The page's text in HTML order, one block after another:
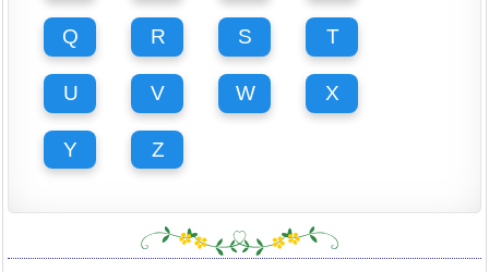
Q R S T
U V W X
Y Z